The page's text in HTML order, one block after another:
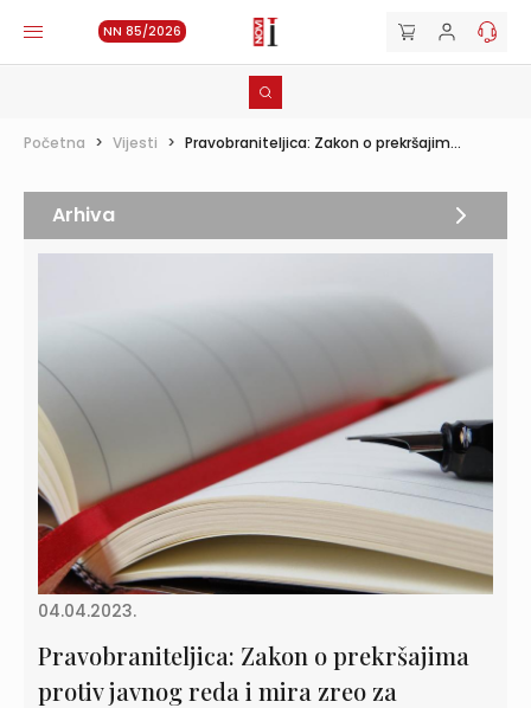
NN 85/2026
Početna > Vijesti > Pravobraniteljica: Zakon o prekršajim...
04.04.2023.
Pravobraniteljica: Zakon o prekršajima
protiv javnog reda i mira zreo za
Arhiva